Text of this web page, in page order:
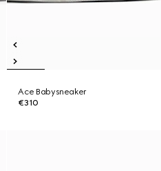
Ace Babysneaker
€310